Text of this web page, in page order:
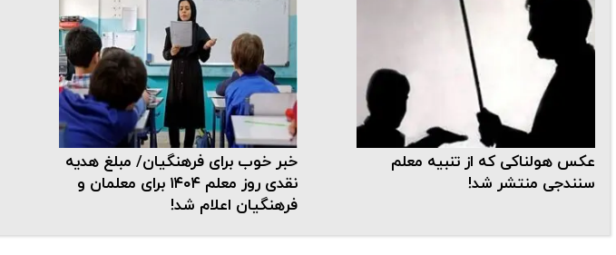
عکس هولناکی که از تنبیه معلم
سنندجی منتشر شد!
خبر خوب برای فرهنگیان/ مبلغ هدیه
نقدی روز معلم ۱۴۰۴ برای معلمان و
فرهنگیان اعلام شد!